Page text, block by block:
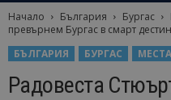
Начало България Бургас
превърнем Бургас в смарт
БЪЛГАРИЯ
БУРГАС МЕСТА
Радовеста